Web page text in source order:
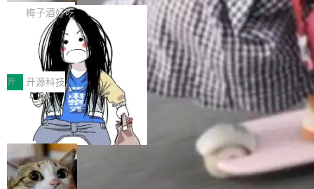
续增长的AI成本该如何优化。 深信服AI算力网关
正是围绕这些实际问题，从Token治理和成本治
理两个方面，让用户的每一份算力都看得清、管
得住、用得稳、省得下、更安全！ 一、从现在开
始，Token使用一目...
wat（Google 员工编号 23，Jeff Dean 二十多
年的编程搭档，MapReduce 和 Bigtable 的共同
作者）、Quoc Le（Google 大脑核心成员，Se
q2Seq 和 DocAI 的共同发明人）以及 Oriol Vin
yals（Gemini 联合负责人，AlphaSta...
把「看得清、用母语、记得住」三件事一次补
齐。 SolonCode 是什么 SolonCode 是杭州无
耳科技研发的企业级终端编码智能体——一位全
中文驱动的数字员工，自主理解需求、规划步
骤、编写代码。不挑模型、不挑平台，curl 一行
装完即用。 开源地址：Gitee · GitCode · GitHu
b 安装 支持 Java 8+（8~26）、macOS / Linu
x / Windows / Harmony PC。 # macOS / Linu
x / Harmony PC curl -fsSL https://solon.noea
r.org/solon...
梅子酒好吃
让“代码语义理解”深度释放AI Coding
价值潜能：华为云码道（CodeArts）
代码仓技术解析
一、代码仓深度理解技术的作用与价值 在软件工
程实践中，代码仓是企业核心知识资产的主要载
体。企业级代码仓库通常包含数十万乃至数百万
个文件，其规模远超单次模型调用可承载的上下
文窗口。随着项目规模的持续扩张与代码历史的
不断累积，代码仓中的模块关系、接口契约、业
务逻辑等关键信息往往分散于数十乃至数百个文
件之中，形成高度复杂的知识关联网络。传统的
开 开源科技
一条“删库”命令跑 17 小时，算法工程
师删光 89TB 数据只为干私活
最高人民检察院8月4日公布了一起案件：北京一
名90后算法工程师王某，为了给自己接的私活腾
服务器空间，删光了公司AI游戏部门的全部核心
数据。 王某2024年1月入职东城区某科技公司AI
局
Cloudflare 分享推理优化实践：KV ca